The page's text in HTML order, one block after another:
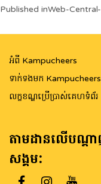
Post
navigation
Published inWeb-
អំពី Kampucheers
ទាក់ទងមក Kampucheers
លក្ខខណ្ឌប្រើប្រាស់គេហទំព័រ
តាមដានលើបណ្ត
សង្គម: